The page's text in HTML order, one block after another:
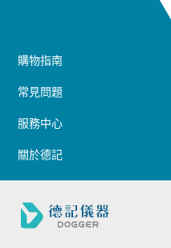
購物指南
常見問題
服務中心
關於德記